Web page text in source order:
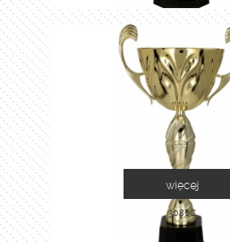
3086C
więcej